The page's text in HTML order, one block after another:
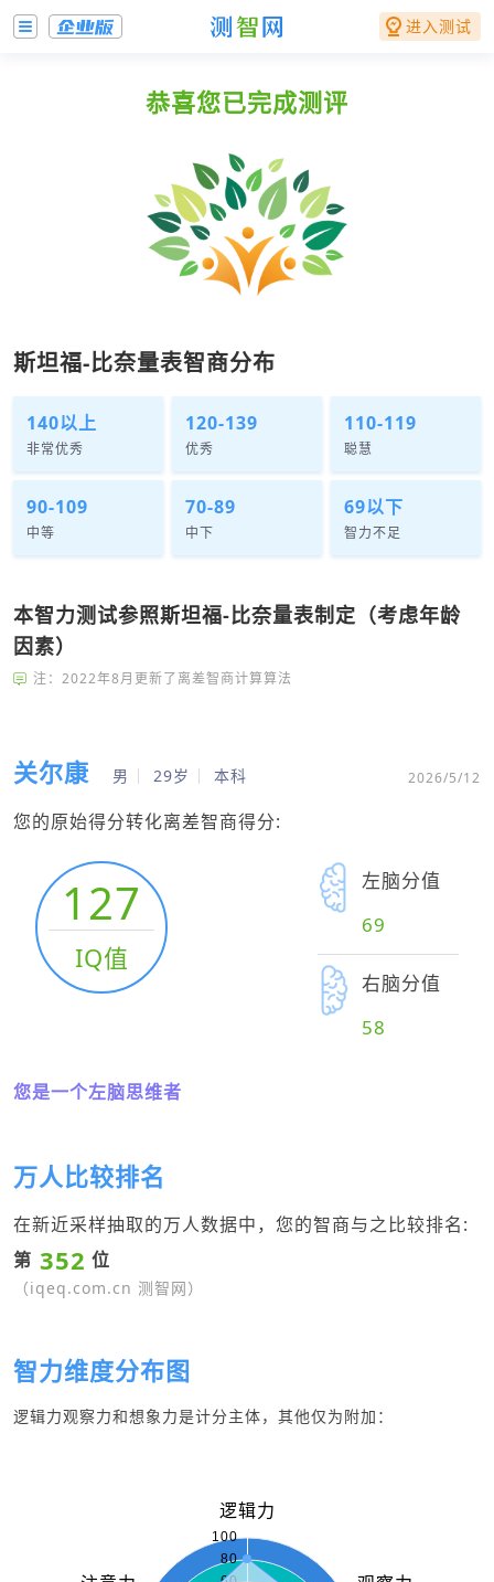
进入测试
恭喜您已完成测评
斯坦福-比奈量表智商分布
140以上
非常优秀
120-139
优秀
110-119
聪慧
90-109
中等
70-89
中下
69以下
智力不足
本智力测试参照斯坦福-比奈量表制定（考虑年龄
因素）
注：2022年8月更新了离差智商计算算法
关尔康 男 29岁 本科 2026/5/12
您的原始得分转化离差智商得分:
127
IQ值
左脑分值
69
右脑分值
58
您是一个左脑思维者
万人比较排名
在新近采样抽取的万人数据中，您的智商与之比较排名:
第 352 位
（iqeq.com.cn 测智网）
智力维度分布图
逻辑力观察力和想象力是计分主体，其他仅为附加：